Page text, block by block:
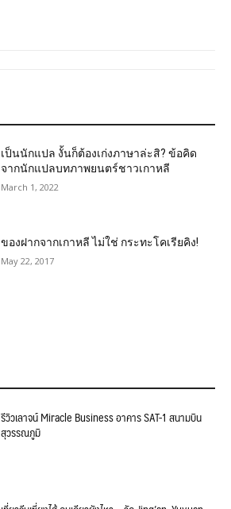
เป็นนักแปล งั้นก็ต้องเก่งภาษาล่ะสิ? ข้อคิด
จากนักแปลบทภาพยนตร์ชาวเกาหลี
March 1, 2022
ของฝากจากเกาหลี ไม่ใช่ กระทะโคเรียคิง!
May 22, 2017
รีวิวเลาจน์ Miracle Business อาคาร SAT-1 สนามบิน
สุวรรณภูมิ